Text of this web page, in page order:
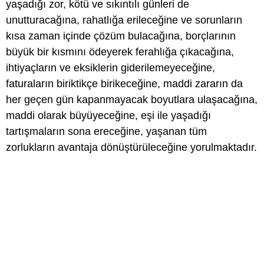
yaşadığı zor, kötü ve sıkıntılı günleri de
unutturacağına, rahatlığa erileceğine ve sorunların
kısa zaman içinde çözüm bulacağına, borçlarının
büyük bir kısmını ödeyerek ferahlığa çıkacağına,
ihtiyaçların ve eksiklerin giderilemeyeceğine,
faturaların biriktikçe birikeceğine, maddi zararın da
her geçen gün kapanmayacak boyutlara ulaşacağına,
maddi olarak büyüyeceğine, eşi ile yaşadığı
tartışmaların sona ereceğine, yaşanan tüm
zorlukların avantaja dönüştürüleceğine yorulmaktadır.